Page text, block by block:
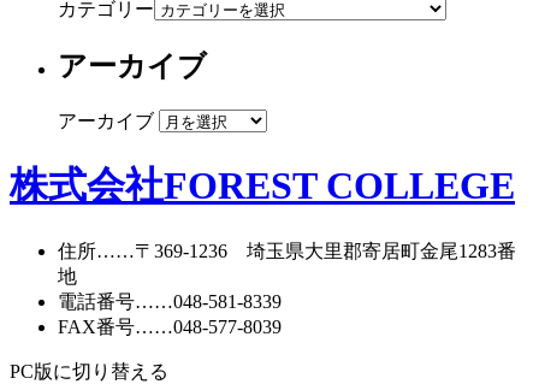
カテゴリー
アーカイブ
アーカイブ
株式会社FOREST COLLEGE
住所……〒369-1236 埼玉県大里郡寄居町金尾1283番
地
電話番号……048-581-8339
FAX番号……048-577-8039
PC版に切り替える